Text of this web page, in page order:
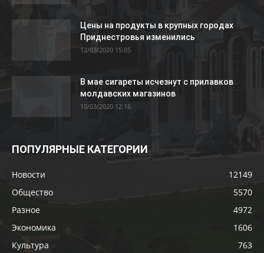
Цены на продукты в крупных городах
Приднестровья изменились
12/03/2020 15:05
В мае сигареты исчезнут с прилавков
молдавских магазинов
10/03/2020 12:16
ПОПУЛЯРНЫЕ КАТЕГОРИИ
Новости
12149
Общество
5570
Разное
4972
Экономика
1606
Культура
763